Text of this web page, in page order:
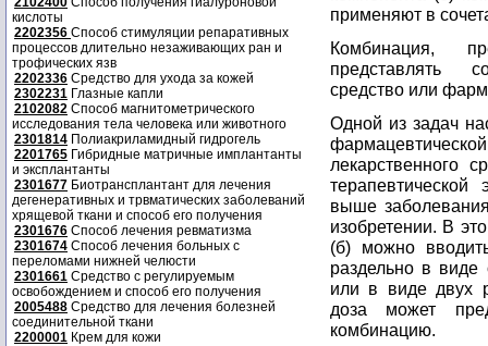
кислоты
2202356 Способ стимуляции репаративных
процессов длительно незаживающих ран и
трофических язв
2202336 Средство для ухода за кожей
2302231 Глазные капли
2102082 Способ магнитометрического
исследования тела человека или животного
2301814 Полиакриламидный гидрогель
2201765 Гибридные матричные имплантанты
и эксплантанты
2301677 Биотрансплантант для лечения
дегенеративных и трвматических заболеваний
хрящевой ткани и способ его получения
2301676 Способ лечения ревматизма
2301674 Способ лечения больных с
переломами нижней челюсти
2301661 Средство с регулируемым
освобождением и способ его получения
2005488 Средство для лечения болезней
соединительной ткани
2200001 Крем для кожи
применяют в
Комбинация,
представлять
средство или
Одной из задач
лекарственного
выше
изобретении. В
(б) можно
раздельно в виде
или в виде двух
доза может
комбинацию.